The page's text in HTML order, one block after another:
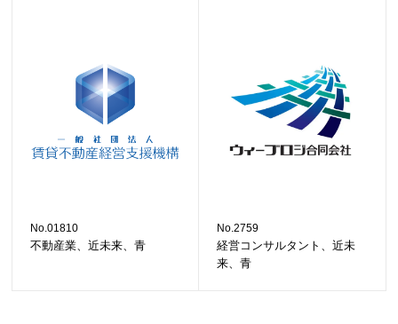
No.01810
不動産業、近未来、青
No.2759
経営コンサルタント、近未
来、青